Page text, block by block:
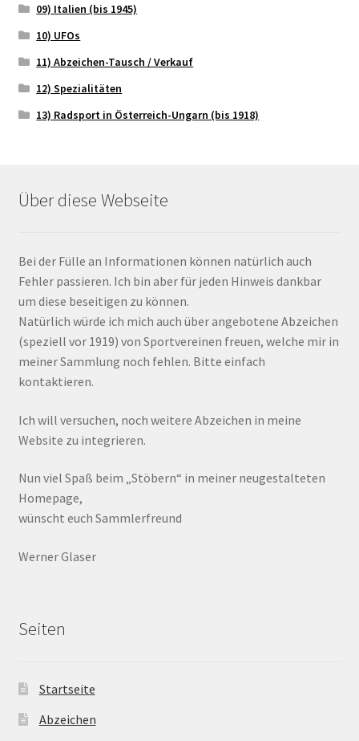
09) Italien (bis 1945)
10) UFOs
11) Abzeichen-Tausch / Verkauf
12) Spezialitäten
13) Radsport in Österreich-Ungarn (bis 1918)
Über diese Webseite
Bei der Fülle an Informationen können natürlich auch
Fehler passieren. Ich bin aber für jeden Hinweis dankbar
um diese beseitigen zu können.
Natürlich würde ich mich auch über angebotene Abzeichen
(speziell vor 1919) von Sportvereinen freuen, welche mir in
meiner Sammlung noch fehlen. Bitte einfach
kontaktieren.
Ich will versuchen, noch weitere Abzeichen in meine
Website zu integrieren.
Nun viel Spaß beim „Stöbern“ in meiner neugestalteten
Homepage,
wünscht euch Sammlerfreund
Werner Glaser
Seiten
Startseite
Abzeichen